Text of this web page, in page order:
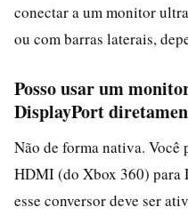
conectar a um monitor
ou com barras laterais,
Posso usar um
DisplayPort
Não de forma nativa. Você
HDMI (do Xbox 360) para
esse conversor deve ser